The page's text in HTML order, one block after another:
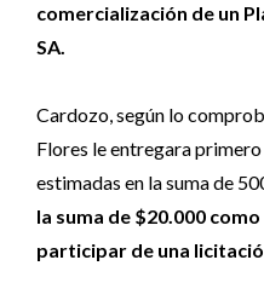
comercialización de un
SA.
Cardozo, según lo
Flores le entregara
estimadas en la suma de
la suma de $20.000
participar de una